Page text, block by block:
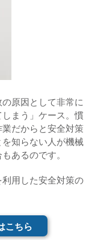
原因として非常に
まう」ケース。慣
だからと安全対策
知らない人が機械
あるのです。
用した安全対策の
こちら